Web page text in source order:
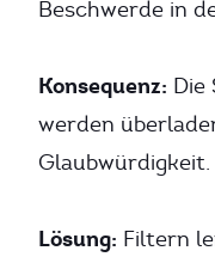
Beschwerde in
Konsequenz: Die
werden
Glaubwürdigkeit.
Lösung: Filtern